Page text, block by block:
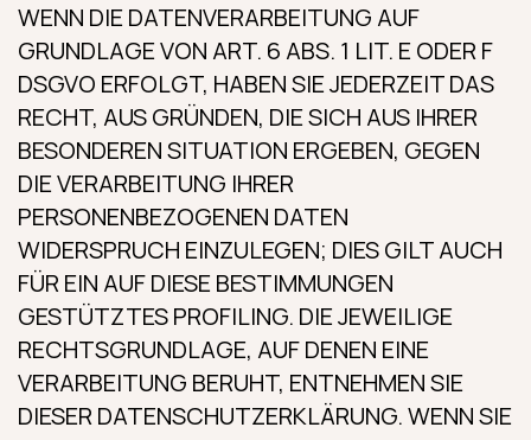
WENN DIE DATENVERARBEITUNG AUF
GRUNDLAGE VON ART. 6 ABS. 1 LIT. E ODER F
DSGVO ERFOLGT, HABEN SIE JEDERZEIT DAS
RECHT, AUS GRÜNDEN, DIE SICH AUS IHRER
BESONDEREN SITUATION ERGEBEN, GEGEN
DIE VERARBEITUNG IHRER
PERSONENBEZOGENEN DATEN
WIDERSPRUCH EINZULEGEN; DIES GILT AUCH
FÜR EIN AUF DIESE BESTIMMUNGEN
GESTÜTZTES PROFILING. DIE JEWEILIGE
RECHTSGRUNDLAGE, AUF DENEN EINE
VERARBEITUNG BERUHT, ENTNEHMEN SIE
DIESER DATENSCHUTZERKLÄRUNG. WENN SIE